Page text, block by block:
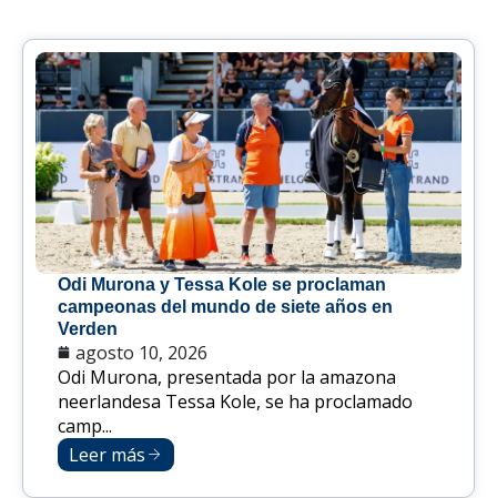
Odi Murona y Tessa Kole se proclaman
campeonas del mundo de siete años en
Verden
agosto 10, 2026
Odi Murona, presentada por la amazona
neerlandesa Tessa Kole, se ha proclamado
camp...
Leer más